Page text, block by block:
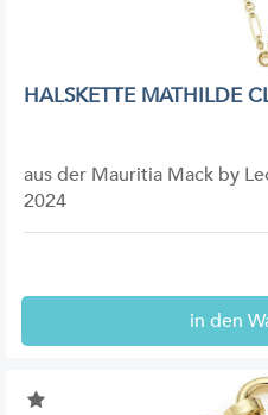
HALSKETTE MATHILDE
aus der Mauritia Mack by
2024
in den